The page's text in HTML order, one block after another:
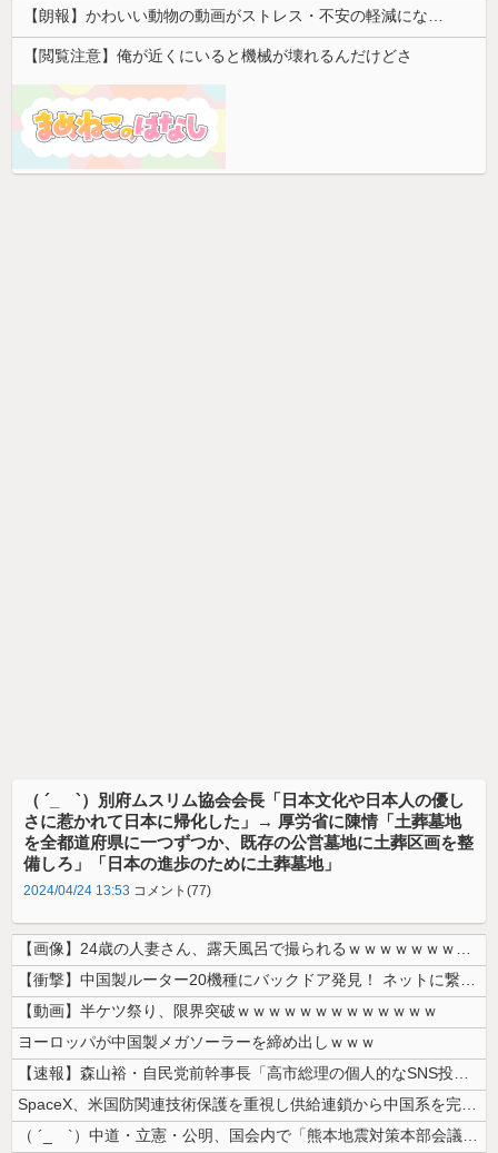
【朗報】かわいい動物の動画がストレス・不安の軽減になる可能性。英大学の研究で実証
【閲覧注意】俺が近くにいると機械が壊れるんだけどさ
（ ´_ゝ`）別府ムスリム協会会長「日本文化や日本人の優し
さに惹かれて日本に帰化した」→ 厚労省に陳情「土葬墓地
を全都道府県に一つずつか、既存の公営墓地に土葬区画を整
備しろ」「日本の進歩のために土葬墓地」
2024/04/24 13:53 コメント(77)
【画像】24歳の人妻さん、露天風呂で撮られるｗｗｗｗｗｗｗｗｗｗｗｗ...
【衝撃】中国製ルーター20機種にバックドア発見！ ネットに繋ぐだけで3...
【動画】半ケツ祭り、限界突破ｗｗｗｗｗｗｗｗｗｗｗｗｗ
ヨーロッパが中国製メガソーラーを締め出しｗｗｗ
【速報】森山裕・自民党前幹事長「高市総理の個人的なSNS投稿が習近平主...
SpaceX、米国防関連技術保護を重視し供給連鎖から中国系を完全排除へ...
（ ´_ゝ`）中道・立憲・公明、国会内で「熊本地震対策本部会議」各省庁...